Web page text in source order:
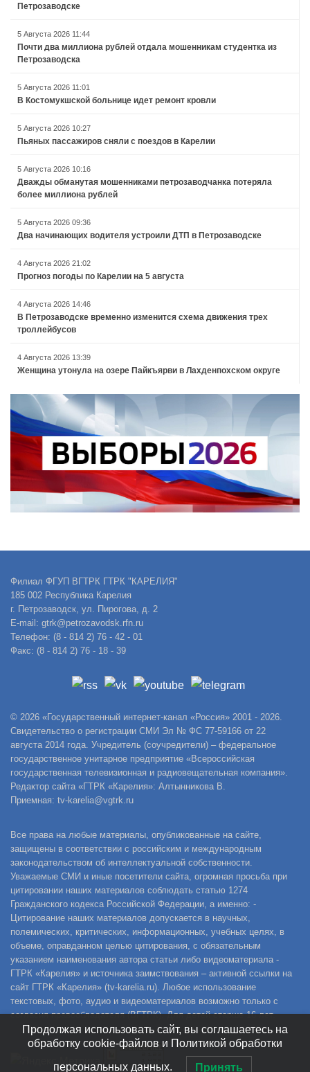
Петрозаводске
5 Августа 2026 11:44
Почти два миллиона рублей отдала мошенникам студентка из
Петрозаводска
5 Августа 2026 11:01
В Костомукшской больнице идет ремонт кровли
5 Августа 2026 10:27
Пьяных пассажиров сняли с поездов в Карелии
5 Августа 2026 10:16
Дважды обманутая мошенниками петрозаводчанка потеряла
более миллиона рублей
5 Августа 2026 09:36
Два начинающих водителя устроили ДТП в Петрозаводске
4 Августа 2026 21:02
Прогноз погоды по Карелии на 5 августа
4 Августа 2026 14:46
В Петрозаводске временно изменится схема движения трех
троллейбусов
4 Августа 2026 13:39
Женщина утонула на озере Пайкъярви в Лахденпохском округе
Филиал ФГУП ВГТРК ГТРК "КАРЕЛИЯ"
185 002 Республика Карелия
г. Петрозаводск, ул. Пирогова, д. 2
E-mail: gtrk@petrozavodsk.rfn.ru
Телефон: (8 - 814 2) 76 - 42 - 01
Факс: (8 - 814 2) 76 - 18 - 39
© 2026 «Государственный интернет-канал «Россия» 2001 - 2026.
Свидетельство о регистрации СМИ Эл № ФС 77-59166 от 22
августа 2014 года. Учредитель (соучредители) – федеральное
государственное унитарное предприятие «Всероссийская
государственная телевизионная и радиовещательная компания».
Редактор сайта «ГТРК «Карелия»: Алтынникова В.
Приемная: tv-karelia@vgtrk.ru
Все права на любые материалы, опубликованные на сайте,
защищены в соответствии с российским и международным
законодательством об интеллектуальной собственности.
Уважаемые СМИ и иные посетители сайта, огромная просьба при
цитировании наших материалов соблюдать статью 1274
Гражданского кодекса Российской Федерации, а именно: -
Цитирование наших материалов допускается в научных,
полемических, критических, информационных, учебных целях, в
объеме, оправданном целью цитирования, с обязательным
указанием наименования автора статьи либо видеоматериала -
ГТРК «Карелия» и источника заимствования – активной ссылки на
сайт ГТРК «Карелия» (tv-karelia.ru). Любое использование
текстовых, фото, аудио и видеоматериалов возможно только с
согласия правообладателя (ВГТРК). Для детей старше 16 лет.
Продолжая использовать сайт, вы соглашаетесь на
обработку cookie-файлов и Политикой обработки
персональных данных. Принять